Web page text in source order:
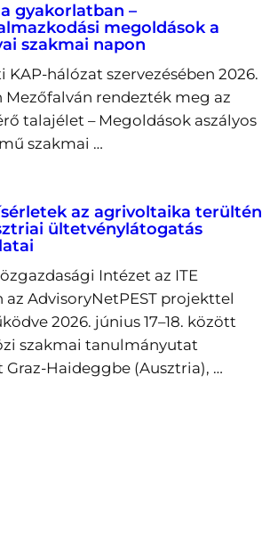
gyakorlatban –
megoldások a
szakmai napon
KAP-hálózat szervezésében 2026.
Mezőfalván rendezték meg az
talajélet – Megoldások aszályos
szakmai …
az agrivoltaika terültén
ültetvénylátogatás
Intézet az ITE
az AdvisoryNetPEST projekttel
2026. június 17–18. között
szakmai tanulmányutat
Graz-Haideggbe (Ausztria), …